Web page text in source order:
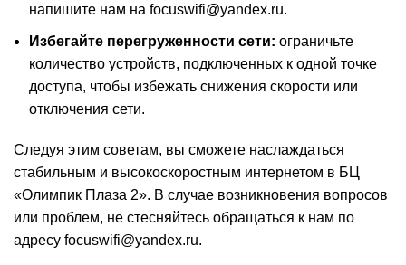
напишите нам на focuswifi@yandex.ru.
Избегайте перегруженности сети: ограничьте
количество устройств, подключенных к одной точке
доступа, чтобы избежать снижения скорости или
отключения сети.
Следуя этим советам, вы сможете наслаждаться
стабильным и высокоскоростным интернетом в БЦ
«Олимпик Плаза 2». В случае возникновения вопросов
или проблем, не стесняйтесь обращаться к нам по
адресу focuswifi@yandex.ru.